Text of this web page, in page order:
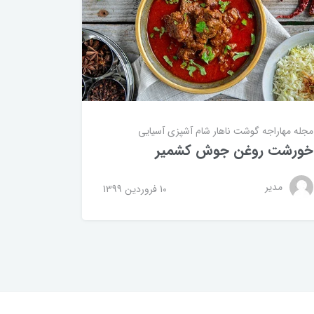
مجله مهاراجه گوشت ناهار شامآشپزی آسیایی
خورشت روغن جوش کشمیر
مدیر 10 فروردین 1399